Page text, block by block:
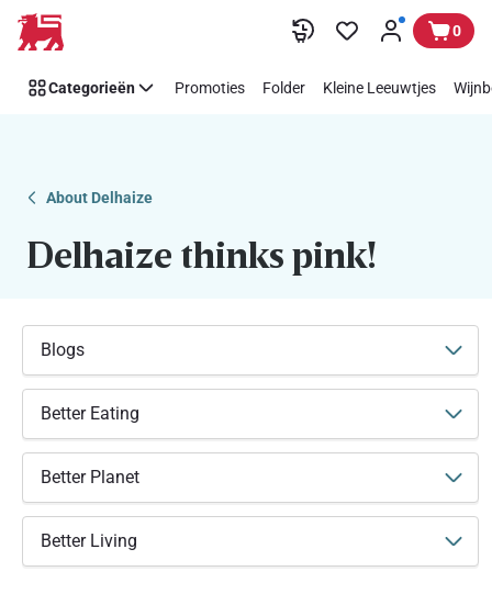
Overslaan
Makkelijk
Think
steunen
0
Categorieën Promoties Folder Kleine Leeuwtjes
About Delhaize
Delhaize thinks pink!
Blogs
Better Eating
Better Planet
Better Living